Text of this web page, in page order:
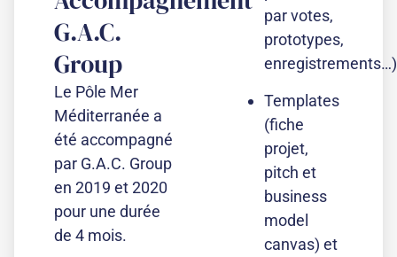
G.A.C.
Group
Le Pôle Mer
Méditerranée a
été accompagné
par G.A.C. Group
en 2019 et 2020
pour une durée
de 4 mois.
par votes,
prototypes,
enregistrements…)
Templates
(fiche
projet,
pitch et
business
model
canvas) et